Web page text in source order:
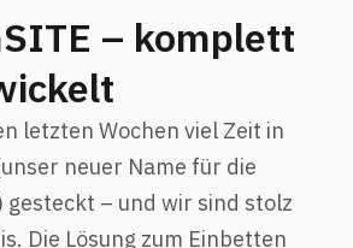
– komplett
letzten Wochen viel Zeit in
neuer Name für die
gesteckt – und wir sind stolz
Die Lösung zum Einbetten